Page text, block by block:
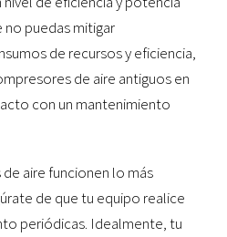
no puedas mitigar
de recursos y eficiencia,
de aire antiguos en
con un mantenimiento
aire funcionen lo más
de que tu equipo realice
periódicas. Idealmente, tu